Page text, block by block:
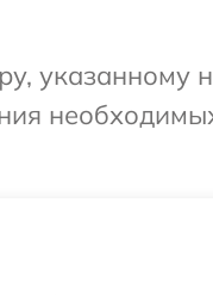
указанному